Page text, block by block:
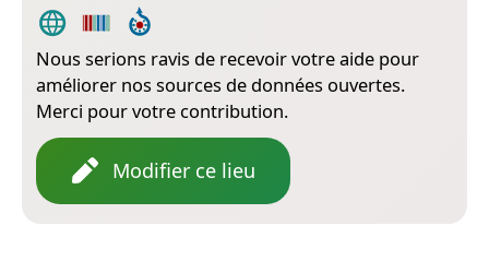
Nous serions ravis de recevoir votre aide pour
améliorer nos sources de données ouvertes.
Merci pour votre contribution.
Modifier ce lieu